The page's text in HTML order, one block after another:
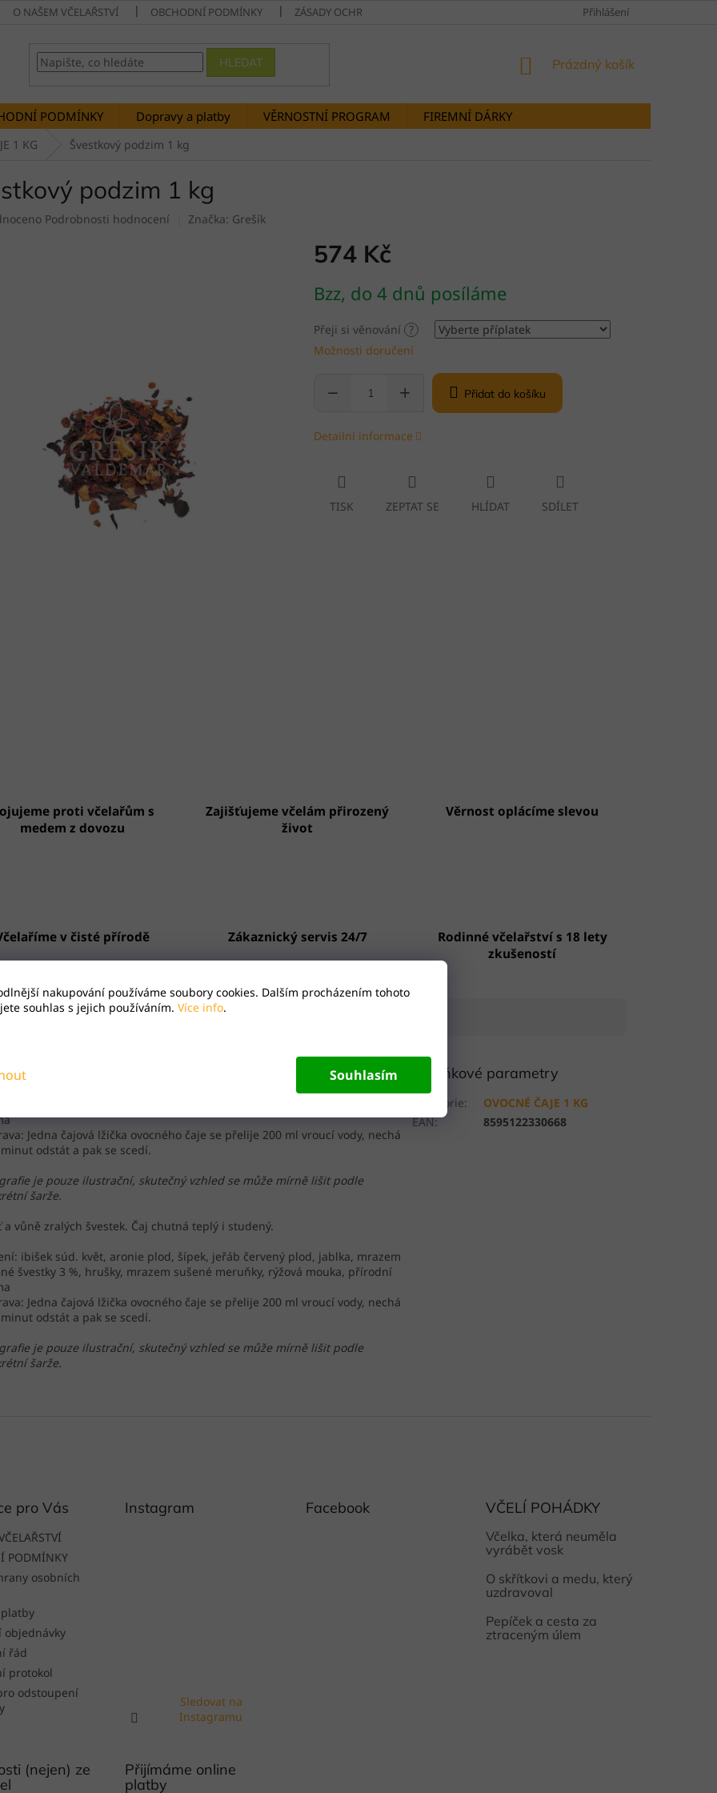
nakupování používáme soubory cookies. Dalším procházením tohoto
souhlas s jejich používáním. Více info.
Souhlasím
O NAŠEM VČELAŘSTVÍ OBCHODNÍ PODMÍNKY ZÁSADY OCHRANY OSOBNÍCH ÚDAJŮ DOPRAVY A PLATBYPřihlášení
HLEDAT
NÁKUPNÍ
Prázdný košík
PODMÍNKY Dopravy a platby VĚRNOSTNÍ PROGRAM FIREMNÍ DÁRKY
1 KG Švestkový podzim 1 kg
podzim 1 kg
Podrobnosti hodnocení Značka: Grešík
574 Kč
cena:
Bzz, do 4 dnů posíláme
Přeji si věnování ?
Možnosti doručení
Přidat do košíku
Detailní informace
TISK ZEPTAT SE HLÍDAT SDÍLET
proti včelařům s
medem z dovozu
Zajišťujeme včelám přirozený
život
Věrnost oplácíme slevou
v čisté přírodě Zákaznický servis 24/7
Rodinné včelařství s 18 lety
zkušeností
Hodnocení
ibišek súd. květ, aronie plod, šípek, jeřáb červený plod, jablka, mrazem
Jedna čajová lžička ovocného čaje se přelije 200 ml vroucí vody, nechá
odstát a pak se scedí.
je pouze ilustrační, skutečný vzhled se může mírně lišit podle
šarže.
a vůně zralých švestek. Čaj chutná teplý i studený.
ibišek súd. květ, aronie plod, šípek, jeřáb červený plod, jablka, mrazem
švestky 3 %, hrušky, mrazem sušené meruňky, rýžová mouka, přírodní
Jedna čajová lžička ovocného čaje se přelije 200 ml vroucí vody, nechá
odstát a pak se scedí.
je pouze ilustrační, skutečný vzhled se může mírně lišit podle
šarže.
Doplňkové parametry
Kategorie:
OVOCNÉ ČAJE 1 KG
EAN: 8595122330668
pro Vás
PODMÍNKY
osobních
objednávky
řád
protokol
odstoupení
Instagram
Sledovat na
Instagramu
Facebook VČELÍ POHÁDKY
Včelka, která neuměla
vyrábět vosk
O skřítkovi a medu, který
uzdravoval
Pepíček a cesta za
ztraceným úlem
(nejen) ze
Přijímáme online
platby